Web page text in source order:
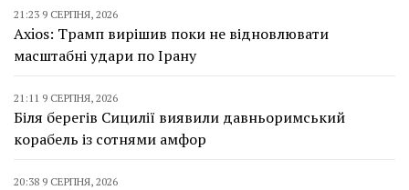
21:23 9 СЕРПНЯ, 2026
Axios: Трамп вирішив поки не відновлювати
масштабні удари по Ірану
21:11 9 СЕРПНЯ, 2026
Біля берегів Сицилії виявили давньоримський
корабель із сотнями амфор
20:38 9 СЕРПНЯ, 2026